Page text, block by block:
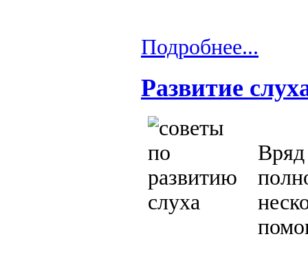
Подробнее...
Развитие